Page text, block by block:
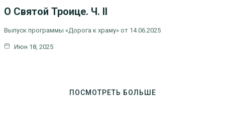
О Святой Троице. Ч. II
Выпуск программы «Дорога к храму» от 14.06.2025
Июн 18, 2025
ПОСМОТРЕТЬ БОЛЬШЕ